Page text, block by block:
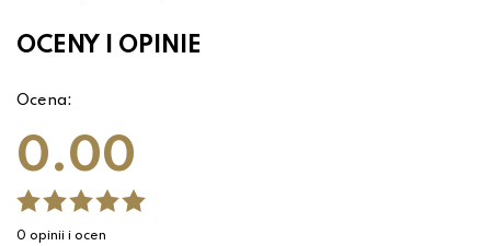
OCENY I OPINIE
Ocena:
0.00
0 opinii i ocen